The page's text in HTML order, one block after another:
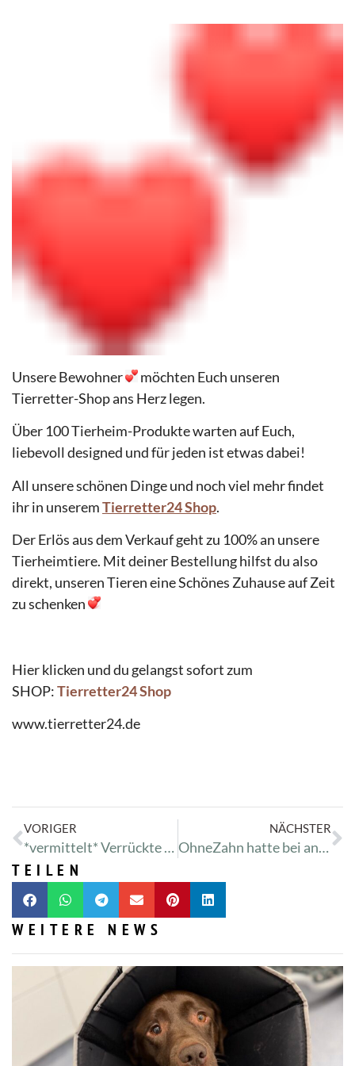
Unsere Bewohner
möchten Euch unseren
Tierretter-Shop ans Herz legen.
Über 100 Tierheim-Produkte warten auf Euch,
liebevoll designed und für jeden ist etwas dabei!
All unsere schönen Dinge und noch viel mehr findet
ihr in unseremTierretter24 Shop.
Der Erlös aus dem Verkauf geht zu 100% an unsere
Tierheimtiere. Mit deiner Bestellung hilfst du also
direkt, unseren Tieren eine Schönes Zuhause auf Zeit
zu schenken
Hier klicken und du gelangst sofort zum
SHOP:Tierretter24 Shop
www.tierretter24.de
VORIGER
*vermittelt* Verrückte Mausi und ihr ADS
NÄCHSTER
OhneZahn hatte bei ankunft noch Zähne
TEILEN
WEITERE NEWS